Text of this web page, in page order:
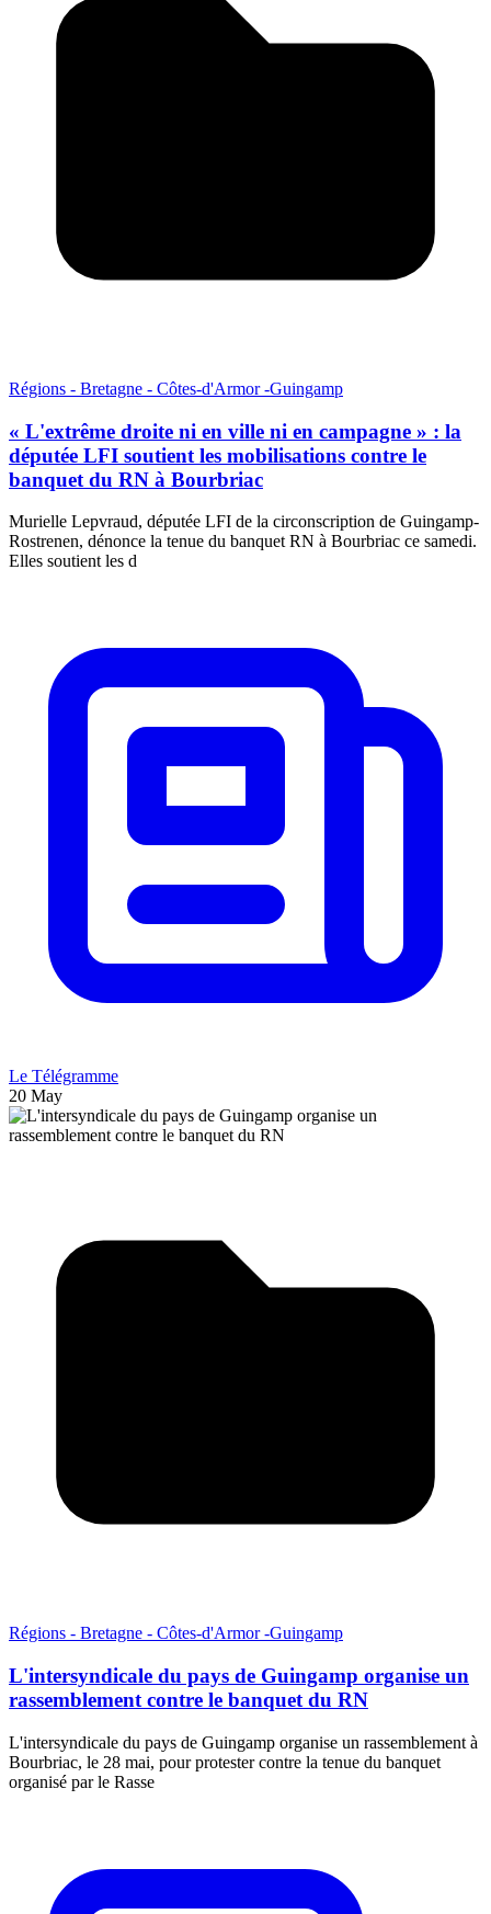
Régions - Bretagne - Côtes-d'Armor -Guingamp
« L'extrême droite ni en ville ni en campagne » : la
députée LFI soutient les mobilisations contre le
banquet du RN à Bourbriac
Murielle Lepvraud, députée LFI de la circonscription de Guingamp-
Rostrenen, dénonce la tenue du banquet RN à Bourbriac ce samedi.
Elles soutient les d
Le Télégramme
20 May
Régions - Bretagne - Côtes-d'Armor -Guingamp
L'intersyndicale du pays de Guingamp organise un
rassemblement contre le banquet du RN
L'intersyndicale du pays de Guingamp organise un rassemblement à
Bourbriac, le 28 mai, pour protester contre la tenue du banquet
organisé par le Rasse